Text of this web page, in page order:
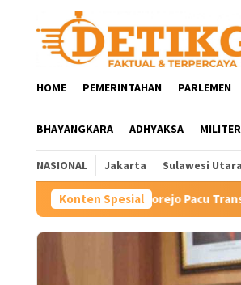
HOME PEMERINTAHAN PARLEMEN
BHAYANGKARA ADHYAKSA MILITER
NASIONAL Jakarta Sulawesi
Konten Spesial
Pacu Transformasi SMKN 1